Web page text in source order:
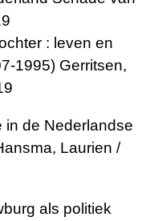
: leven en
1995) Gerritsen,
in de Nederlandse
Laurien /
als politiek